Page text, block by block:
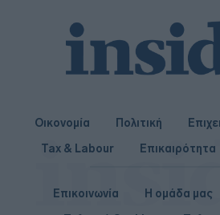
Οικονομία Πολιτική
Tax & Labour
Επικαιρότητα
Επικοινωνία Η ομάδα μας